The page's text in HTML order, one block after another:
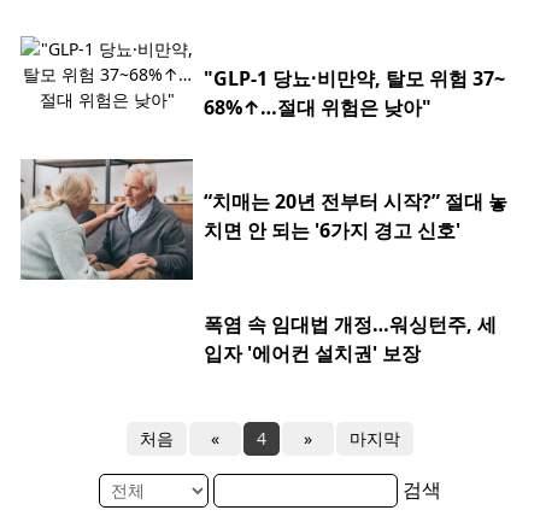
"GLP-1 당뇨·비만약, 탈모 위험 37~
68%↑…절대 위험은 낮아"
“치매는 20년 전부터 시작?” 절대 놓
치면 안 되는 '6가지 경고 신호'
폭염 속 임대법 개정…워싱턴주, 세
입자 '에어컨 설치권' 보장
처음 « 4 » 마지막
검색